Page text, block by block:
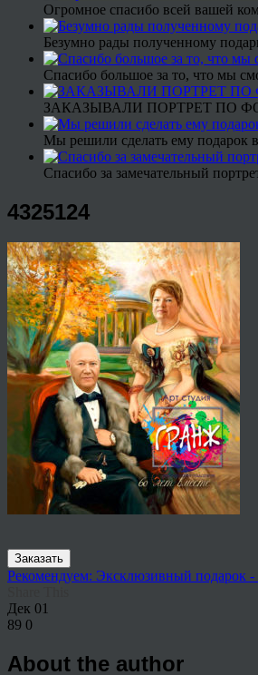
Огромное спасибо всей вашей
Безумно рады полученному
Спасибо большое за то, что мы
ЗАКАЗЫВАЛИ ПОРТРЕТ ПО
Мы решили сделать ему подарок
Спасибо за замечательный
4325124
Заказать
Рекомендуем: Эксклюзивный подарок -
Дек 01
89 0
About the author